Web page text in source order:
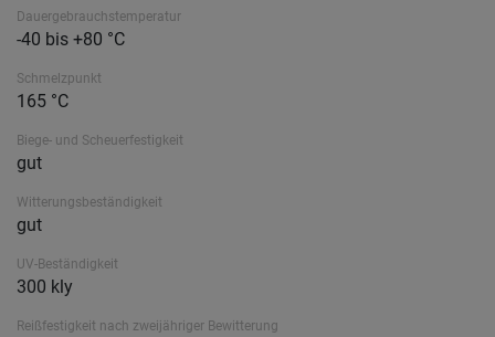
Dauergebrauchstemperatur
-40 bis +80 °C
Schmelzpunkt
165 °C
Biege- und Scheuerfestigkeit
gut
Witterungsbeständigkeit
gut
UV-Beständigkeit
300 kly
Reißfestigkeit nach zweijähriger Bewitterung